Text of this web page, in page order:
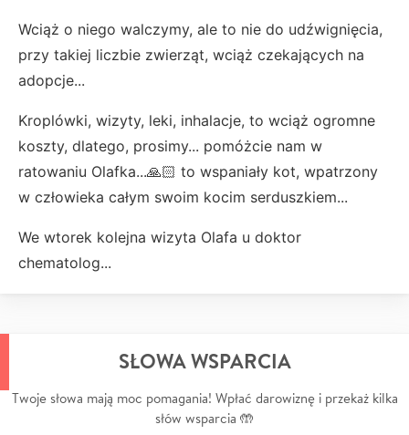
Wciąż o niego walczymy, ale to nie do udźwignięcia,
przy takiej liczbie zwierząt, wciąż czekających na
adopcje...
Kroplówki, wizyty, leki, inhalacje, to wciąż ogromne
koszty, dlatego, prosimy... pomóżcie nam w
ratowaniu Olafka...🙏🏻 to wspaniały kot, wpatrzony
w człowieka całym swoim kocim serduszkiem...
We wtorek kolejna wizyta Olafa u doktor
chematolog...
SŁOWA WSPARCIA
Twoje słowa mają moc pomagania! Wpłać darowiznę i przekaż kilka
słów wsparcia 🤲